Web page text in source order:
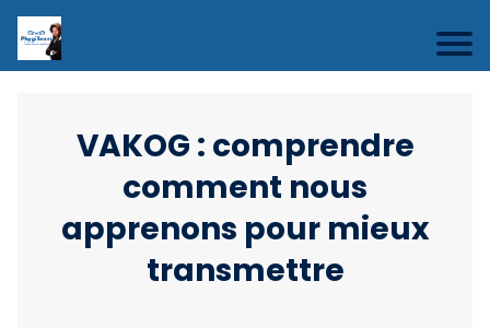
VAKOG : comprendre
comment nous
apprenons pour mieux
transmettre